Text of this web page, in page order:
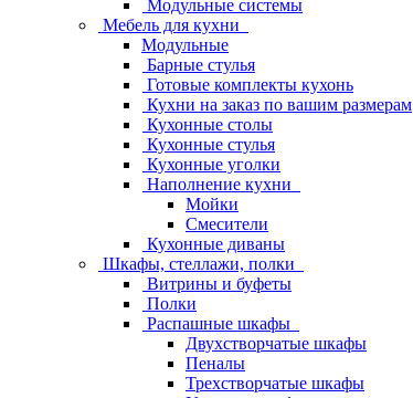
Модульные системы
Мебель для кухни
Модульные
Барные стулья
Готовые комплекты кухонь
Кухни на заказ по вашим размерам
Кухонные столы
Кухонные стулья
Кухонные уголки
Наполнение кухни
Мойки
Смесители
Кухонные диваны
Шкафы, стеллажи, полки
Витрины и буфеты
Полки
Распашные шкафы
Двухстворчатые шкафы
Пеналы
Трехстворчатые шкафы